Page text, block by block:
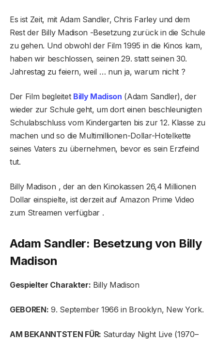
Es ist Zeit, mit Adam Sandler, Chris Farley und dem
Rest der Billy Madison -Besetzung zurück in die Schule
zu gehen. Und obwohl der Film 1995 in die Kinos kam,
haben wir beschlossen, seinen 29. statt seinen 30.
Jahrestag zu feiern, weil … nun ja, warum nicht ?
Der Film begleitet Billy Madison (Adam Sandler), der
wieder zur Schule geht, um dort einen beschleunigten
Schulabschluss vom Kindergarten bis zur 12. Klasse zu
machen und so die Multimillionen-Dollar-Hotelkette
seines Vaters zu übernehmen, bevor es sein Erzfeind
tut.
Billy Madison , der an den Kinokassen 26,4 Millionen
Dollar einspielte, ist derzeit auf Amazon Prime Video
zum Streamen verfügbar .
Adam Sandler: Besetzung von Billy
Madison
Gespielter Charakter: Billy Madison
GEBOREN: 9. September 1966 in Brooklyn, New York.
AM BEKANNTSTEN FÜR: Saturday Night Live (1970–